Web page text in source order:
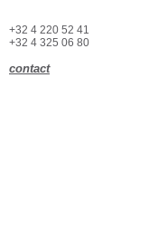
+32 4 220 52 41
+32 4 325 06 80
contact